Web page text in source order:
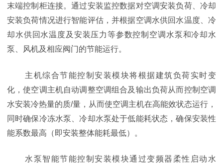
末端控制柜连接。通过安装监控数据对空调安装负荷、冷却
安装负荷情况进行智能评估，并根据空调水供回水温度、冷
却水供回水温度及安装压力等参数控制空调水泵和冷却水
泵、风机及相应阀门的节能运行。
主机综合节能控制安装模块将根据建筑负荷实时变
化，使空调主机自动调整空调组合及输出负荷从而控制空调
水安装冷热量的质/量，从而使空调主机在高能效状态运行，
同时确保冷冻水泵、冷却水泵处于低能耗状态，确保安装性
能系数最高（即安装整体能耗最低）。
水泵智能节能控制安装模块通过变频器柔性启动水